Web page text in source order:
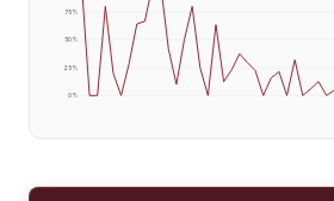
0%
25%
50%
75%